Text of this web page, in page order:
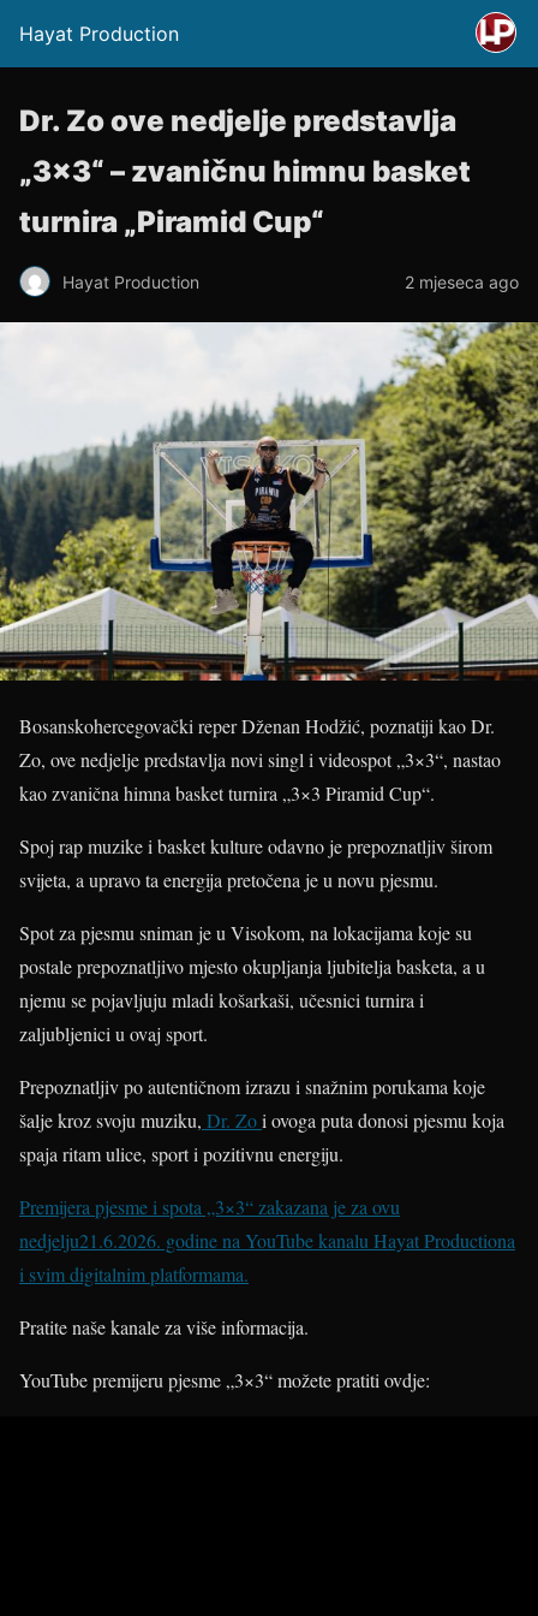
Hayat Production
Dr. Zo ove nedjelje predstavlja
„3×3“ – zvaničnu himnu basket
turnira „Piramid Cup“
Hayat Production 2 mjeseca ago
Bosanskohercegovački reper Dženan Hodžić, poznatiji kao Dr.
Zo, ove nedjelje predstavlja novi singl i videospot „3×3“, nastao
kao zvanična himna basket turnira „3×3 Piramid Cup“.
Spoj rap muzike i basket kulture odavno je prepoznatljiv širom
svijeta, a upravo ta energija pretočena je u novu pjesmu.
Spot za pjesmu sniman je u Visokom, na lokacijama koje su
postale prepoznatljivo mjesto okupljanja ljubitelja basketa, a u
njemu se pojavljuju mladi košarkaši, učesnici turnira i
zaljubljenici u ovaj sport.
Prepoznatljiv po autentičnom izrazu i snažnim porukama koje
šalje kroz svoju muziku, Dr. Zoi ovoga puta donosi pjesmu koja
spaja ritam ulice, sport i pozitivnu energiju.
Premijera pjesme i spota „3×3“ zakazana je za ovu
nedjelju21.6.2026. godine na YouTube kanalu Hayat Productiona
i svim digitalnim platformama.
Pratite naše kanale za više informacija.
YouTube premijeru pjesme „3×3“ možete pratiti ovdje: